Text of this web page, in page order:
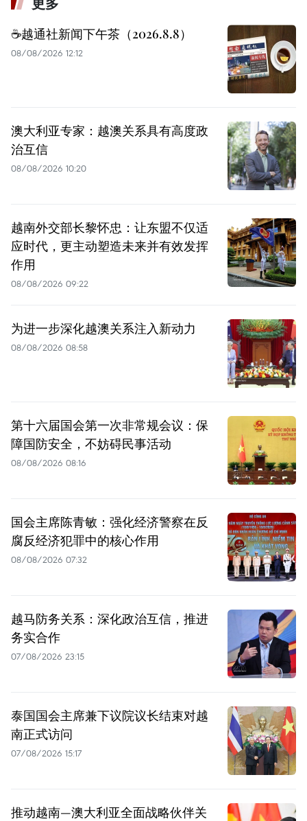
☕️越通社新闻下午茶（2026.8.8）
08/08/2026 12:12
澳大利亚专家：越澳关系具有高度政
治互信
08/08/2026 10:20
越南外交部长黎怀忠：让东盟不仅适
应时代，更主动塑造未来并有效发挥
作用
08/08/2026 09:22
为进一步深化越澳关系注入新动力
08/08/2026 08:58
第十六届国会第一次非常规会议：保
障国防安全，不妨碍民事活动
08/08/2026 08:16
国会主席陈青敏：强化经济警察在反
腐反经济犯罪中的核心作用
08/08/2026 07:32
越马防务关系：深化政治互信，推进
务实合作
07/08/2026 23:15
泰国国会主席兼下议院议长结束对越
南正式访问
07/08/2026 15:17
推动越南—澳大利亚全面战略伙伴关